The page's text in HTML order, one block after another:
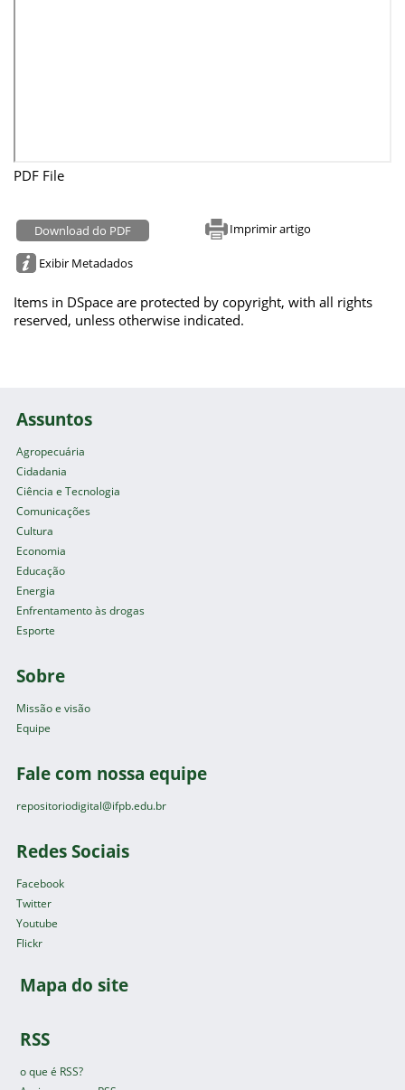
PDF File
Download do PDF Imprimir artigo
Exibir Metadados
Items in DSpace are protected by copyright, with all rights
reserved, unless otherwise indicated.
Assuntos
Agropecuária
Cidadania
Ciência e Tecnologia
Comunicações
Cultura
Economia
Educação
Energia
Enfrentamento às drogas
Esporte
Sobre
Missão e visão
Equipe
Fale com nossa equipe
repositoriodigital@ifpb.edu.br
Redes Sociais
Facebook
Twitter
Youtube
Flickr
Mapa do site
RSS
o que é RSS?